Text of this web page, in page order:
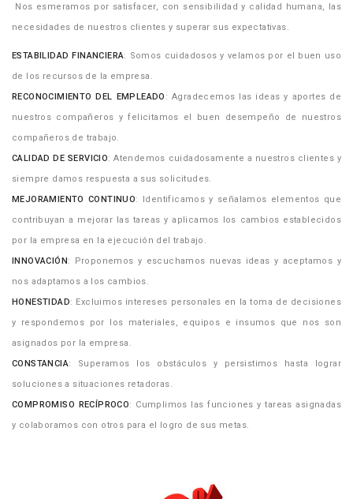
Nos esmeramos por satisfacer, con sensibilidad y calidad humana, las
necesidades de nuestros clientes y superar sus expectativas.
ESTABILIDAD FINANCIERA: Somos cuidadosos y velamos por el buen uso
de los recursos de la empresa.
RECONOCIMIENTO DEL EMPLEADO : Agradecemos las ideas y aportes de
nuestros compañeros y felicitamos el buen desempeño de nuestros
compañeros de trabajo.
CALIDAD DE SERVICIO: Atendemos cuidadosamente a nuestros clientes y
siempre damos respuesta a sus solicitudes.
MEJORAMIENTO CONTINUO: Identificamos y señalamos elementos que
contribuyan a mejorar las tareas y aplicamos los cambios establecidos
por la empresa en la ejecución del trabajo.
INNOVACIÓN: Proponemos y escuchamos nuevas ideas y aceptamos y
nos adaptamos a los cambios.
HONESTIDAD: Excluimos intereses personales en la toma de decisiones
y respondemos por los materiales, equipos e insumos que nos son
asignados por la empresa.
CONSTANCIA: Superamos los obstáculos y persistimos hasta lograr
soluciones a situaciones retadoras.
COMPROMISO RECÍPROCO: Cumplimos las funciones y tareas asignadas
y colaboramos con otros para el logro de sus metas.